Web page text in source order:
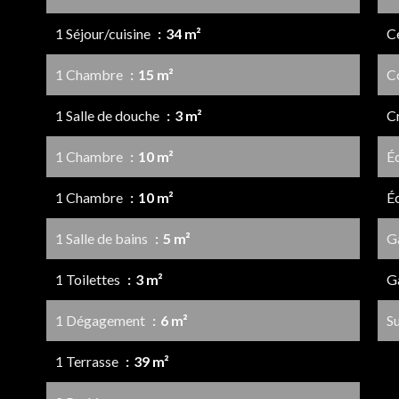
1 Séjour/cuisine 34 m²
1 Chambre 15 m²
1 Salle de douche 3 m²
1 Chambre 10 m²
1 Chambre 10 m²
1 Salle de bains 5 m²
1 Toilettes 3 m²
1 Dégagement 6 m²
1 Terrasse 39 m²